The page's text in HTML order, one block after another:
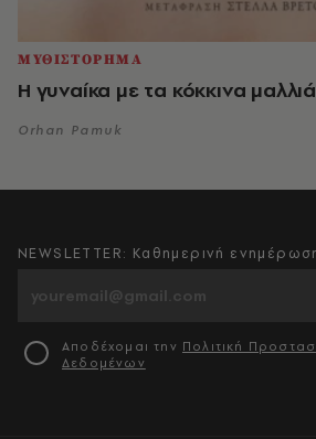
ΜΥΘΙΣΤΟΡΗΜΑ
Η γυναίκα με τα κόκκινα μαλλιά
Orhan Pamuk
NEWSLETTER: Καθημερινή
Αποδέχομαι την Πολιτική
Δεδομένων